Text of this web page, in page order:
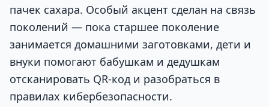
пачек сахара. Особый акцент сделан на связь
поколений — пока старшее поколение
занимается домашними заготовками, дети и
внуки помогают бабушкам и дедушкам
отсканировать QR-код и разобраться в
правилах кибербезопасности.